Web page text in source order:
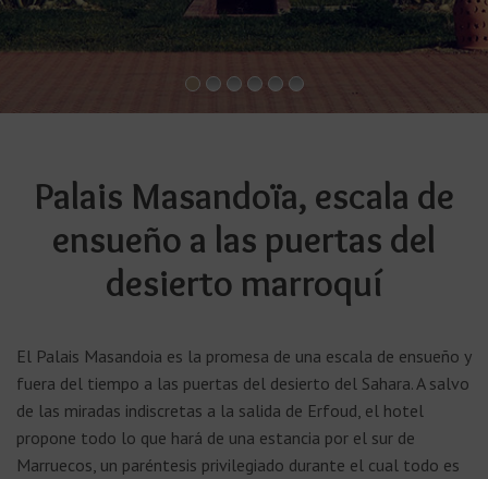
Palais Masandoïa, escala de
ensueño a las puertas del
desierto marroquí
El Palais Masandoia es la promesa de una escala de ensueño y
fuera del tiempo a las puertas del desierto del Sahara. A salvo
de las miradas indiscretas a la salida de Erfoud, el hotel
propone todo lo que hará de una estancia por el sur de
Marruecos, un paréntesis privilegiado durante el cual todo es